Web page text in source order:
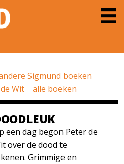
Sigmund boeken
Wit
alle boeken
een dag begon Peter de
over de dood te
Grimmige en